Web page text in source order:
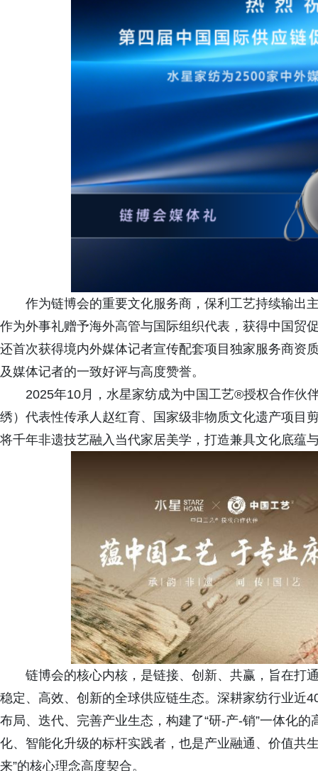
作为链博会的重要文化服务商，保利工艺持续输出
作为外事礼赠予海外高管与国际组织代表，获得中国贸
还首次获得境内外媒体记者宣传配套项目独家服务商资
及媒体记者的一致好评与高度赞誉。
2025年10月，水星家纺成为中国工艺®授权合作伙
绣）代表性传承人赵红育、国家级非物质文化遗产项目
将千年非遗技艺融入当代家居美学，打造兼具文化底蕴
链博会的核心内核，是链接、创新、共赢，旨在打
稳定、高效、创新的全球供应链生态。深耕家纺行业近
布局、迭代、完善产业生态，构建了“研-产-销”一体化
化、智能化升级的标杆实践者，也是产业融通、价值共
来”的核心理念高度契合。